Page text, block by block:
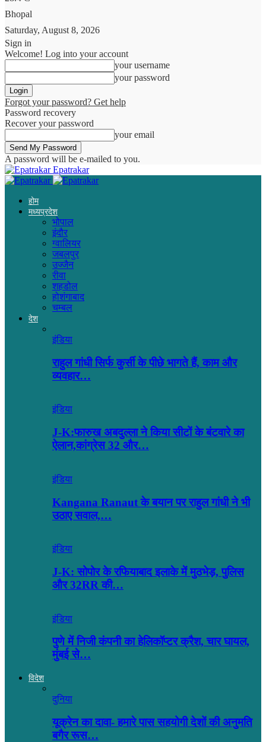
Bhopal
Saturday, August 8, 2026
Sign in
Welcome! Log into your account
your username
your password
Forgot your password? Get help
Password recovery
Recover your password
your email
A password will be e-mailed to you.
Epatrakar
होम
मध्यप्रदेश
भोपाल
इंदौर
ग्वालियर
जबलपुर
उज्जैन
रीवा
शहडोल
होशंगाबाद
चम्बल
देश
इंडिया
राहुल गांधी सिर्फ कुर्सी के पीछे भागते हैं, काम और
व्यवहार…
इंडिया
J-K:फारुख अबदुल्ला ने किया सीटों के बंटवारे का
ऐलान,कांग्रेस 32 और…
इंडिया
Kangana Ranaut के बयान पर राहुल गांधी ने भी
उठाए सवाल,…
इंडिया
J-K: सोपोर के रफियाबाद इलाके में मुठभेड़, पुलिस
और 32RR की…
इंडिया
पुणे में निजी कंपनी का हेलिकॉप्टर क्रैश, चार घायल,
मुंबई से…
विदेश
दुनिया
यूक्रेन का दावा- हमारे पास सहयोगी देशों की अनुमति
बगैर रूस…